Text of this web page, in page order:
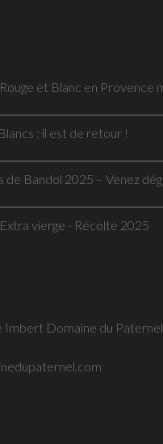
: il est de retour !
vierge - Récolte 2025
Imbert Domaine du Paternel